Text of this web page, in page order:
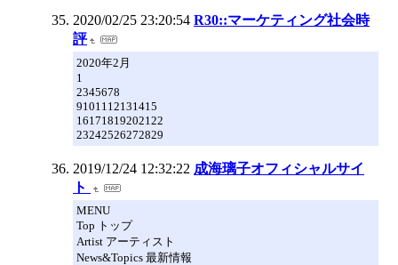
2020/02/25 23:20:54 R30::マーケティング社会時
評
2020年2月
1
2345678
9101112131415
16171819202122
23242526272829
2019/12/24 12:32:22 成海璃子オフィシャルサイ
ト
MENU
Top トップ
Artist アーティスト
News&Topics 最新情報